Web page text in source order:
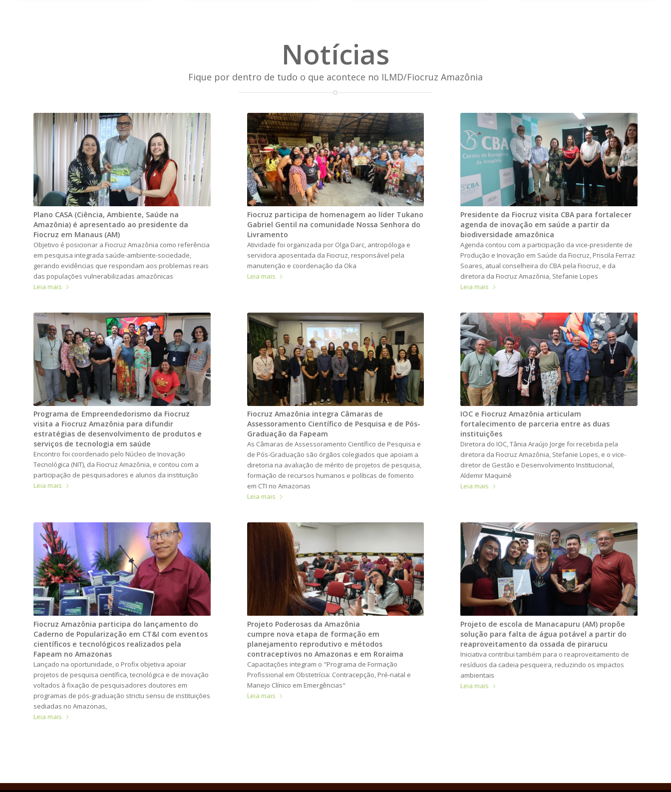
Notícias
Fique por dentro de tudo o que acontece no ILMD/Fiocruz Amazônia
Plano CASA (Ciência, Ambiente, Saúde na
Amazônia) é apresentado ao presidente da
Fiocruz em Manaus (AM)
Objetivo é posicionar a Fiocruz Amazônia como referência
em pesquisa integrada saúde-ambiente-sociedade,
gerando evidências que respondam aos problemas reais
das populações vulnerabilizadas amazônicas
Leia mais
Fiocruz participa de homenagem ao líder Tukano
Gabriel Gentil na comunidade Nossa Senhora do
Livramento
Atividade foi organizada por Olga Darc, antropóloga e
servidora aposentada da Fiocruz, responsável pela
manutenção e coordenação da Oka
Leia mais
Presidente da Fiocruz visita CBA para fortalecer
agenda de inovação em saúde a partir da
biodiversidade amazônica
Agenda contou com a participação da vice-presidente de
Produção e Inovação em Saúde da Fiocruz, Priscila Ferraz
Soares, atual conselheira do CBA pela Fiocruz, e da
diretora da Fiocruz Amazônia, Stefanie Lopes
Leia mais
Programa de Empreendedorismo da Fiocruz
visita a Fiocruz Amazônia para difundir
estratégias de desenvolvimento de produtos e
serviços de tecnologia em saúde
Encontro foi coordenado pelo Núcleo de Inovação
Tecnológica (NIT), da Fiocruz Amazônia, e contou com a
participação de pesquisadores e alunos da instituição
Leia mais
Fiocruz Amazônia integra Câmaras de
Assessoramento Científico de Pesquisa e de Pós-
Graduação da Fapeam
As Câmaras de Assessoramento Científico de Pesquisa e
de Pós-Graduação são órgãos colegiados que apoiam a
diretoria na avaliação de mérito de projetos de pesquisa,
formação de recursos humanos e políticas de fomento
em CTI no Amazonas
Leia mais
IOC e Fiocruz Amazônia articulam
fortalecimento de parceria entre as duas
instituições
Diretora do IOC, Tânia Araújo Jorge foi recebida pela
diretora da Fiocruz Amazônia, Stefanie Lopes, e o vice-
diretor de Gestão e Desenvolvimento Institucional,
Aldemir Maquiné
Leia mais
Fiocruz Amazônia participa do lançamento do
Caderno de Popularização em CT&I com eventos
científicos e tecnológicos realizados pela
Fapeam no Amazonas
Lançado na oportunidade, o Profix objetiva apoiar
projetos de pesquisa científica, tecnológica e de inovação
voltados à fixação de pesquisadores doutores em
programas de pós-graduação strictu sensu de instituições
sediadas no Amazonas,
Leia mais
Projeto Poderosas da Amazônia
cumpre nova etapa de formação em
planejamento reprodutivo e métodos
contraceptivos no Amazonas e em Roraima
Capacitações integram o "Programa de Formação
Profissional em Obstetrícia: Contracepção, Pré-natal e
Manejo Clínico em Emergências"
Leia mais
Projeto de escola de Manacapuru (AM) propõe
solução para falta de água potável a partir do
reaproveitamento da ossada de pirarucu
Iniciativa contribui também para o reaproveitamento de
resíduos da cadeia pesqueira, reduzindo os impactos
ambientais
Leia mais